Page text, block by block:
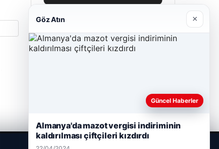
Hastaş Beton
26/05/2026
Göz Atın ×
Güncel Haberler
Almanya'da mazot vergisi indiriminin
kaldırılması çiftçileri kızdırdı